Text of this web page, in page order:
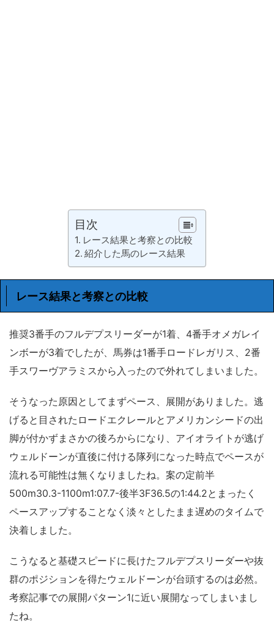
目次
レース結果と考察との比較
紹介した馬のレース結果
レース結果と考察との比較
推奨3番手のフルデプスリーダーが1着、4番手オメガレイ
ンボーが3着でしたが、馬券は1番手ロードレガリス、2番
手スワーヴアラミスから入ったので外れてしまいました。
そうなった原因としてまずペース、展開がありました。逃
げると目されたロードエクレールとアメリカンシードの出
脚が付かずまさかの後ろからになり、アイオライトが逃げ
ウェルドーンが直後に付ける隊列になった時点でペースが
流れる可能性は無くなりましたね。案の定前半
500m30.3-1100m1:07.7-後半3F36.5の1:44.2とまったく
ペースアップすることなく淡々としたまま遅めのタイムで
決着しました。
こうなると基礎スピードに長けたフルデプスリーダーや抜
群のポジションを得たウェルドーンが台頭するのは必然。
考察記事での展開パターン1に近い展開なってしまいまし
たね。